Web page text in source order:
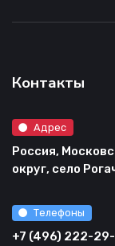
Контакты
Адрес
Россия,
округ, село
Телефоны
+7 (496) 222-